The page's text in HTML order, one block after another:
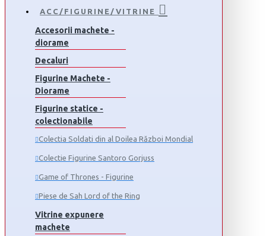
ACC/FIGURINE/VITRINE
Accesorii machete -
diorame
Decaluri
Figurine Machete -
Diorame
Figurine statice -
colectionabile
Colectia Soldati din al Doilea Război Mondial
Colectie Figurine Santoro Gorjuss
Game of Thrones - Figurine
Piese de Sah Lord of the Ring
Vitrine expunere
machete